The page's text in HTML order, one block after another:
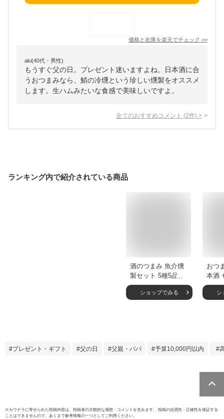
価格と在庫を楽天でチェック >>
aki(40代・男性)
もうすぐ父の日。プレゼント迷いますよね。日本酒に合
うおつまみなら、鯖の冷燻という珍しい燻製をオススメ
します。生ハムみたいな食感で美味しいですよ。
全てのおすすめコメント (2件) >
ランキング内で紹介されている商品
酒のつまみ 魚介燻
製セット 5種5品 送
料無料 食べ物 切れ
てる鯖の冷燻 帆立
ト 父の日プレゼン
ショップでみる
おつ
本酒
せり
製
い
ー 家
級
シ
プレゼント・ギフト 父の日 父親・パパ 予算10,000円以内
※ カウナラに寄せられた投稿内容は、投稿者の主観的な感想・コメントを含みます。 投稿の信憑性・正確性を保証する
ことはできませんので、あくまで参考情報の一つとしてご利用ください。